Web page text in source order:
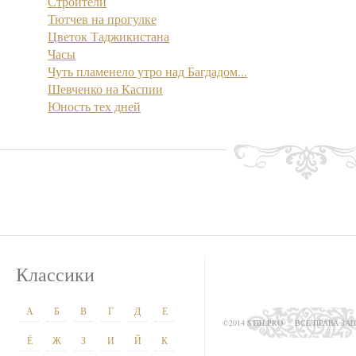
Тютчев на прогулке
Цветок Таджикистана
Часы
Чуть пламенело утро над Багдадом...
Шевченко на Каспии
Юность тех дней
Классики
А Б В Г Д Е
Ё Ж З И Й К
©2014 STIH.PRO ВСЕ ПРАВА